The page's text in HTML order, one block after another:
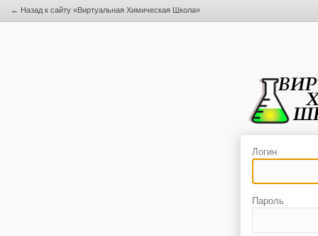
Логин
Пароль
← Назад к сайту «Виртуальная Химическая Школа»